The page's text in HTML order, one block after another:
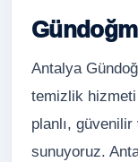
Antalya
temizlik
planlı,
sunuyoruz.